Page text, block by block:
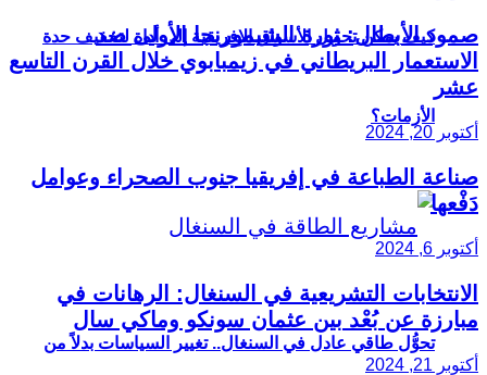
كيف يمكن تحويل الأسواق الإفريقية إلى أداة لتخفيف حدة
الأزمات؟
تحوُّل طاقي عادل في السنغال.. تغيير السياسات بدلاً من
صمود الأبطال: ثورة الشيمورنجا الأولى ضد
الاستعمار البريطاني في زيمبابوي خلال القرن التاسع
عشر
أكتوبر 20, 2024
صناعة الطباعة في إفريقيا جنوب الصحراء وعوامل
دَفْعها
أكتوبر 6, 2024
الانتخابات التشريعية في السنغال: الرهانات في
مبارزة عن بُعْد بين عثمان سونكو وماكي سال
أكتوبر 21, 2024